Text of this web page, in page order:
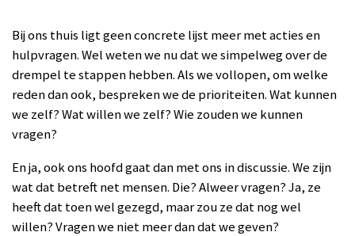
Bij ons thuis ligt geen concrete lijst meer met acties en
hulpvragen. Wel weten we nu dat we simpelweg over de
drempel te stappen hebben. Als we vollopen, om welke
reden dan ook, bespreken we de prioriteiten. Wat kunnen
we zelf? Wat willen we zelf? Wie zouden we kunnen
vragen?
En ja, ook ons hoofd gaat dan met ons in discussie. We zijn
wat dat betreft net mensen. Die? Alweer vragen? Ja, ze
heeft dat toen wel gezegd, maar zou ze dat nog wel
willen? Vragen we niet meer dan dat we geven?